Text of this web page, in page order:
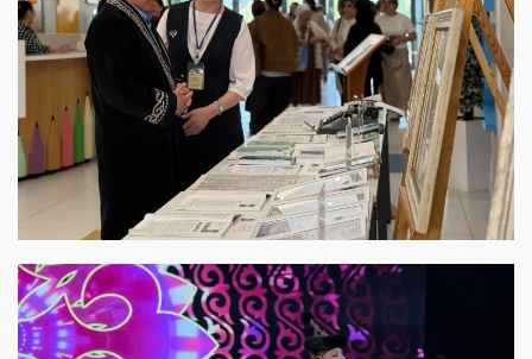
View this post on Instagram